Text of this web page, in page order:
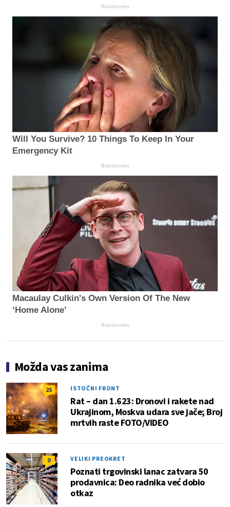
Brainberries
Will You Survive? 10 Things To Keep In Your
Emergency Kit
Brainberries
Macaulay Culkin's Own Version Of The New
‘Home Alone’
Brainberries
Možda vas zanima
25 ISTOČNI FRONT
Rat – dan 1.623: Dronovi i rakete nad
Ukrajinom, Moskva udara sve jače; Broj
mrtvih raste FOTO/VIDEO
0 VELIKI PREOKRET
Poznati trgovinski lanac zatvara 50
prodavnica: Deo radnika već dobio
otkaz